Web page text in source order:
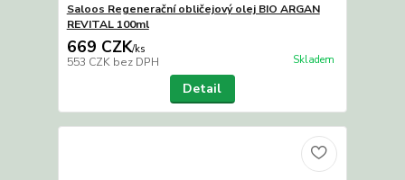
Saloos Regenerační obličejový olej BIO ARGAN
REVITAL 100ml
669 CZK/ks
553 CZK bez DPH Skladem
Detail